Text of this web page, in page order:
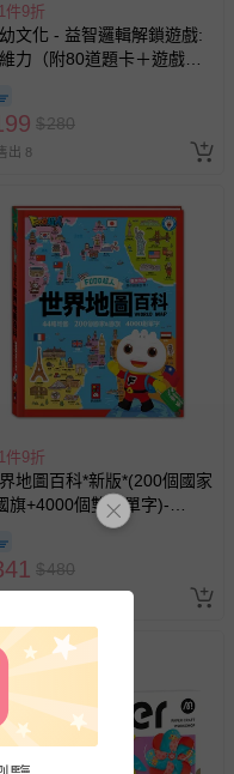
是否完好，若商品遇瑕疵
請見：退貨的辦理流程。
及商品運送方式等有疑
。
因，導致無法安排出貨，
事宜，並將提供適當補
件9折
文化 - 益智邏輯解鎖遊戲:
力（附80道題卡＋遊戲鑰
$280
出 8
件9折
地圖百科*新版*(200個國家
旗+4000個雙語單字)-
$480